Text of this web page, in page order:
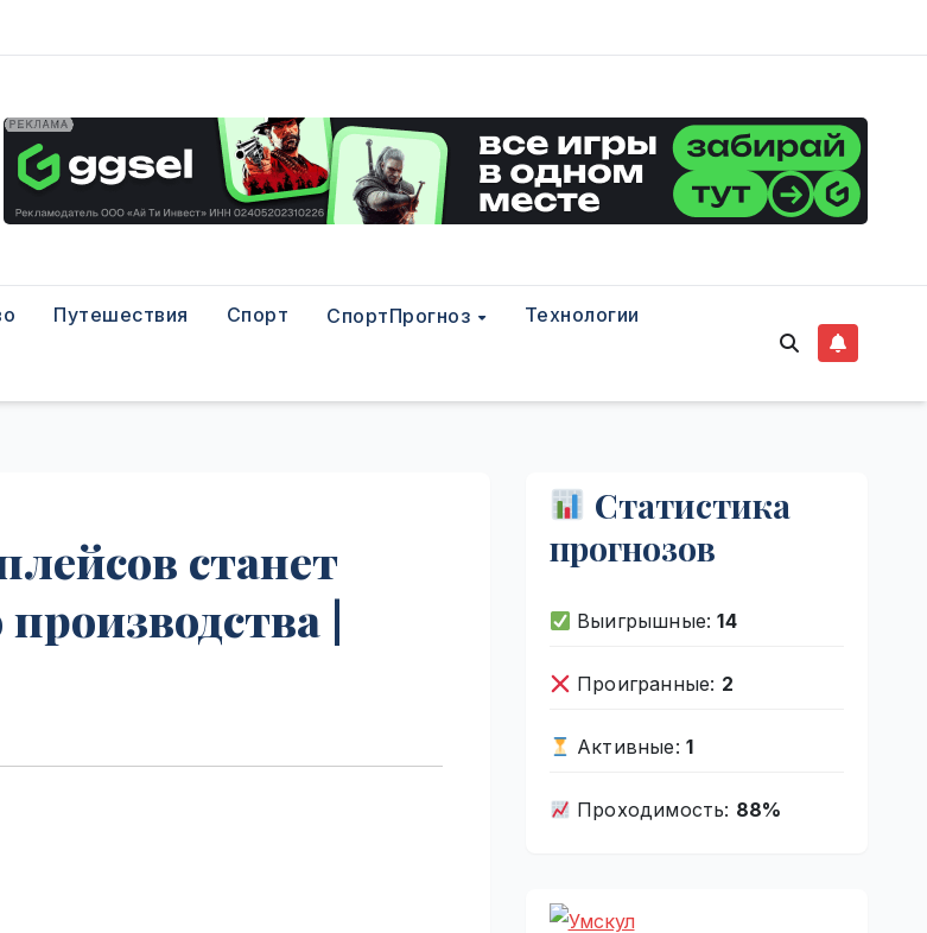
Путешествия Спорт СпортПрогноз Технологии
станет
|
Статистика
прогнозов
Выигрышные:14
Проигранные: 2
Активные: 1
Проходимость: 88%